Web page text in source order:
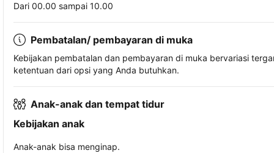
Dari 00.00 sampai 10.00
Pembatalan/ pembayaran di muka
Kebijakan pembatalan dan pembayaran di muka bervariasi
ketentuan dari opsi yang Anda butuhkan.
Anak-anak dan tempat tidur
Kebijakan anak
Anak-anak bisa menginap.